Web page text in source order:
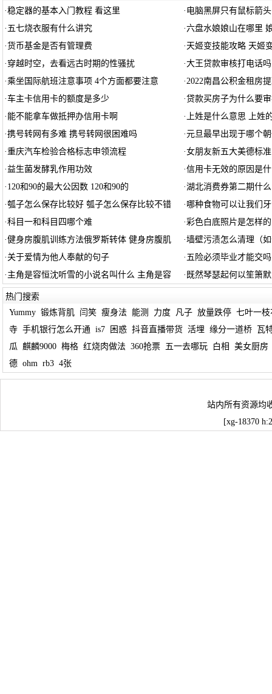
·稳定器的基本入门教程 看这里 · 电脑黑屏只有鼠标箭
· 五七烧衣服有什么讲究 ·六盘水娘娘山在哪里
· 货币基金是否有管理费 · 天姬变技能攻略 天姬
· 穿越时空，去看远古时期的性骚扰 ·大王贷款审核打电话吗
· 乘坐国际航班注意事项 4个方面都要注意 ·2022南昌公积金租房
·车主卡信用卡的额度是多少 ·贷款买房子为什么要
· 能不能拿车做抵押办信用卡啊 · 上姓是什么意思 上姓
·携号转网有多难 携号转网很困难吗 ·元旦最早出现于哪个
·重庆汽车检验合格标志申领流程 ·女朋友新五大美德标准
·益生菌发酵乳作用功效 ·信用卡无效的原因是
· 120和90的最大公因数 120和90的 ·湖北消费券第二期什
·瓠子怎么保存比较好 瓠子怎么保存比较不错 · 哪种食物可以让我们
·科目一和科目四哪个难 ·彩色白底照片是怎样
·健身房腹肌训练方法俄罗斯转体 健身房腹肌 ·墙壁污渍怎么清理（
· 关于爱情为他人奉献的句子 · 五险必须毕业才能交吗
· 主角是容恒沈听雪的小说名叫什么 主角是容 · 既然琴瑟起何以笙箫
热门搜索
Yummy 锻炼背肌 闫笑 瘦身法 能测 力度 凡子 放量跌停 七叶一枝
寺 手机银行怎么开通 is7 困惑 抖音直播带货 活埋 缘分一道桥
瓦
瓜 麒麟9000 梅格 红烧肉做法 360抢票 五一去哪玩 白相
美女厨房
德 ohm rb3 4张
站内所有资源均
[xg-18370